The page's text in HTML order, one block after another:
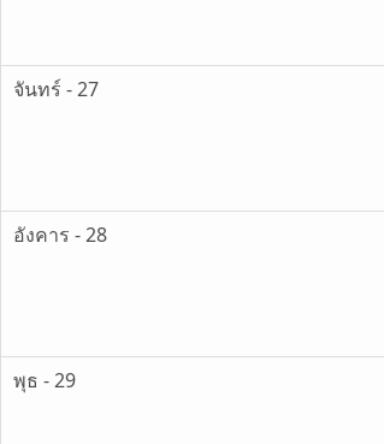
จันทร์ - 27
อังคาร - 28
พุธ - 29